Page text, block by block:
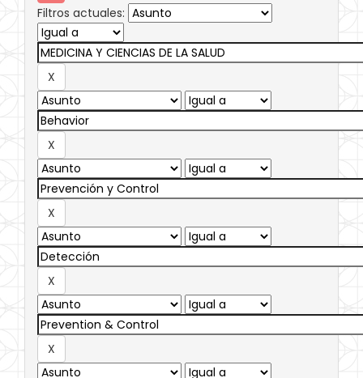
Filtros actuales: